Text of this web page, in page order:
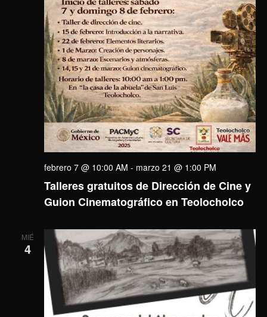
Talleres gratuitos de Dirección de Cine y
Guion Cinematográfico en Teolocholco
febrero 7 @ 10:00 AM - marzo 21 @ 1:00 PM
MIÉ
4